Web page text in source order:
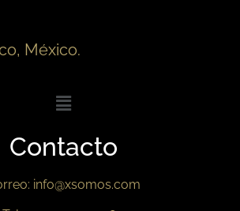
México.
Contacto
info@xsomos.com